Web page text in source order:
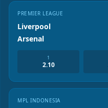
PREMIER LEAGUE
Liverpool
Arsenal
1
2.10
MPL INDONESIA